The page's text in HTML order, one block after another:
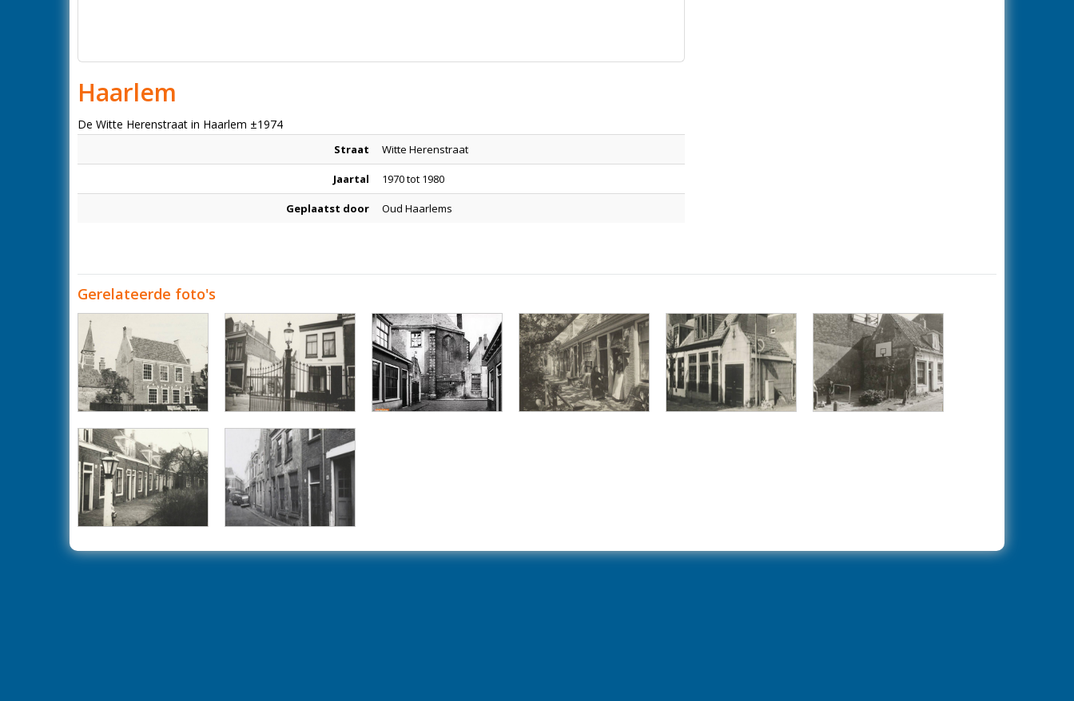
Haarlem
De Witte Herenstraat in Haarlem ±1974
Straat Witte Herenstraat
Jaartal 1970 tot 1980
Geplaatst door Oud Haarlems
Gerelateerde foto's